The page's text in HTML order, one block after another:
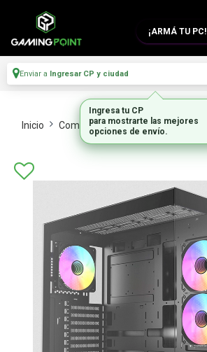
¡ARMÁ TU PC!
Enviar a Ingresar CP y ciudad
Inicio Componentes De Pc Gabinetes
Ingresa tu CP
para mostrarte las mejores
opciones de envío.